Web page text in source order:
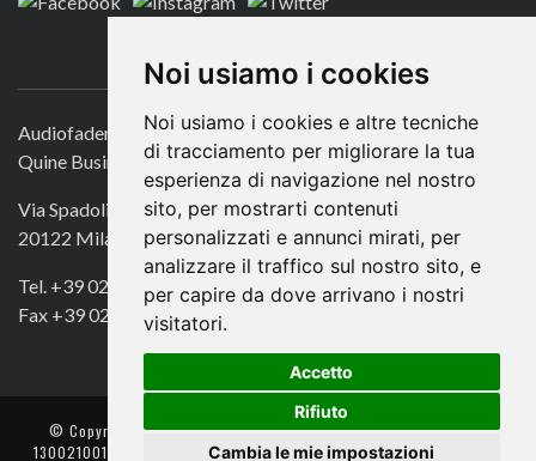
Noi usiamo i cookies
Noi usiamo i cookies e altre tecniche
di tracciamento per migliorare la tua
esperienza di navigazione nel nostro
sito, per mostrarti contenuti
personalizzati e annunci mirati, per
analizzare il traffico sul nostro sito, e
per capire da dove arrivano i nostri
visitatori.
Accetto
Rifiuto
Cambia le mie impostazioni
CONTATTACI
Audiofader.com
Quine Business Publisher
Via Spadolini 7
20122 Milano
Tel. +39 02 49756990
Fax +39 02 72016740
© Copyright 2018. All Rights Reserved -- Quine srl – C.F./P IVA
13002100157 – Responsabile della Protezione dei Dati: Avv. Monica